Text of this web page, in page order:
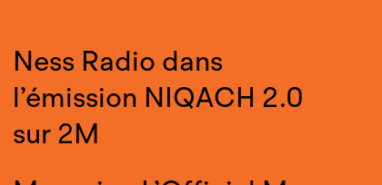
Ness Radio dans
l’émission NIQACH 2.0
sur 2M